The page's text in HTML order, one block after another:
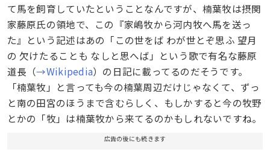
て馬を飼育していたということなんですが、楠葉牧は摂関
家藤原氏の領地で、この『家嶋牧から河内牧へ馬を送っ
た』という記述はあの「この世をば わが世とぞ思ふ 望月
の 欠けたることも なしと思へば」という歌で有名な藤原
道長（→Wikipedia）の日記に載ってるのだそうです。
「楠葉牧」と言っても今の楠葉周辺だけじゃなくて、ずっ
と南の田宮のほうまで含むらしく、もしかすると今の牧野
とかの「牧」は楠葉牧から来てるのかもしれないですね。
広告の後にも続きます